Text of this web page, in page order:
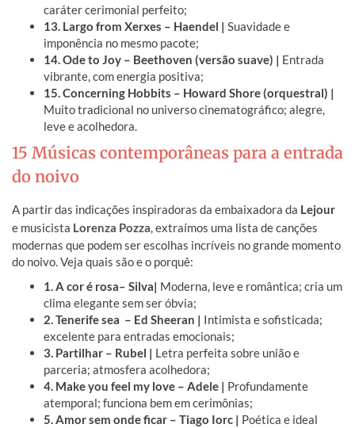
caráter cerimonial perfeito;
13. Largo from Xerxes – Haendel | Suavidade e
imponência no mesmo pacote;
14. Ode to Joy – Beethoven (versão suave) | Entrada
vibrante, com energia positiva;
15. Concerning Hobbits – Howard Shore (orquestral) |
Muito tradicional no universo cinematográfico; alegre,
leve e acolhedora.
15 Músicas contemporâneas para a entrada
do noivo
A partir das indicações inspiradoras da embaixadora da Lejour
e musicista Lorenza Pozza, extraímos uma lista de canções
modernas que podem ser escolhas incríveis no grande momento
do noivo. Veja quais são e o porquê:
1. A cor é rosa– Silva| Moderna, leve e romântica; cria um
clima elegante sem ser óbvia;
2. Tenerife sea – Ed Sheeran | Intimista e sofisticada;
excelente para entradas emocionais;
3. Partilhar – Rubel | Letra perfeita sobre união e
parceria; atmosfera acolhedora;
4. Make you feel my love – Adele | Profundamente
atemporal; funciona bem em cerimônias;
5. Amor sem onde ficar – Tiago Iorc | Poética e ideal